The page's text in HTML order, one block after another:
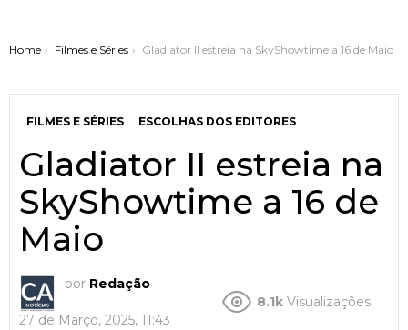
You are here:
Home Filmes e Séries Gladiator II estreia na SkyShowtime a 16 de Maio
FILMES E SÉRIES ESCOLHAS DOS EDITORES
Gladiator II estreia na
SkyShowtime a 16 de
Maio
por Redação
27 de Março, 2025, 11:43
8.1k Visualizações